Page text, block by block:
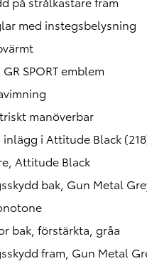
med instegsbelysning
SPORT emblem
manöverbar
inlägg i Attitude Black
Attitude Black
bak, Gun Metal
bak, förstärkta, gråa
fram, Gun Metal